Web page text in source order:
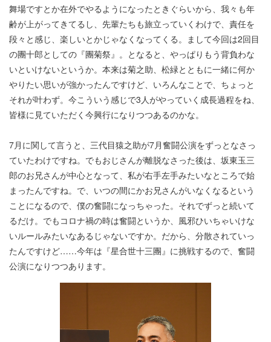
舞場ですとか在外でやるようになったときぐらいから、我々も年
齢が上がってきてるし、先輩たちも旅立っていくわけで、責任を
段々と感じ、楽しいとかじゃなくなってくる。まして今回は2回目
の團十郎としての『團菊祭』。となると、やっぱりもう背負わな
いといけないというか。本来は菊之助、松緑とともに一緒に何か
やりたい思いが強かったんですけど、いろんなことで、ちょっと
それが叶わず。今こういう感じで3人がやっていく成長過程をね、
皆様に見ていただく今興行になりつつあるのかな。
7月に関して言うと、三代目猿之助が7月奮闘公演をずっとなさっ
ていたわけですね。でもおじさんが離脱なさった後は、坂東玉三
郎のお兄さんが中心となって、私が右手左手みたいなところで始
まったんですね。で、いつの間にかお兄さんがいなくなるという
ことになるので、僕の奮闘になっちゃった。それでずっと続いて
るだけ。でもコロナ禍の時は奮闘というか、風邪ひいちゃいけな
いルールみたいなあるじゃないですか。だから、分散されていっ
たんですけど……今年は『星合世十三團』に挑戦するので、奮闘
公演になりつつあります。